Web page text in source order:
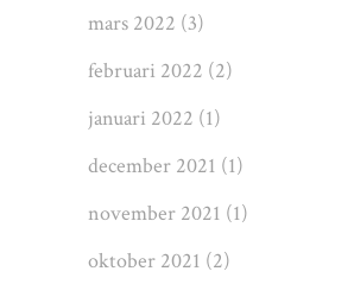
mars 2022 (3)
februari 2022 (2)
januari 2022 (1)
december 2021 (1)
november 2021 (1)
oktober 2021 (2)